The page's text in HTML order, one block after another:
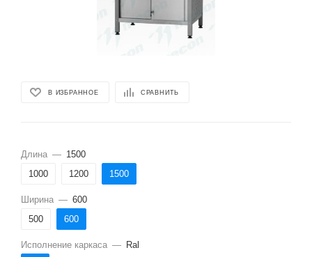
В ИЗБРАННОЕ СРАВНИТЬ
Длина — 1500
1000
1200 1500
Ширина — 600
500
600
Исполнение каркаса — Ral